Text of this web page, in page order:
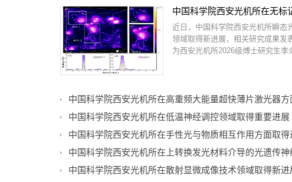
中国科学院西安光机所在无标
近日，中国科学院西安光机所瞬态
领域取得新进展，相关研究成果
为西安光机所2026级博士研究生李
中国科学院西安光机所在高重频大能量超快薄片激光器
中国科学院西安光机所在低温神经调控领域取得重要进展
中国科学院西安光机所在手性光与物质相互作用方面取得
中国科学院西安光机所在散射显微成像技术领域取得新进